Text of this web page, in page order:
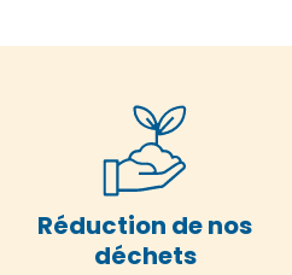
Réduction de nos
déchets